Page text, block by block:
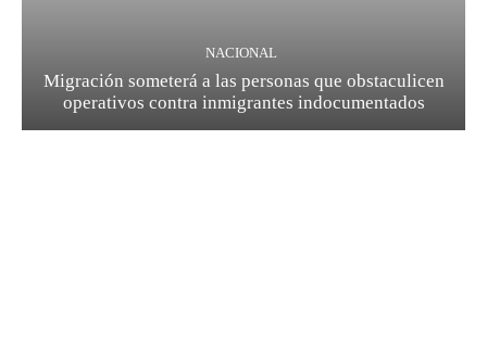
NACIONAL
Migración someterá a las personas que obstaculicen
operativos contra inmigrantes indocumentados